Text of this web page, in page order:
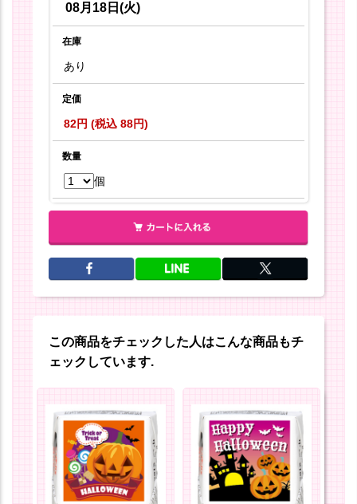
08月18日(火)
在庫
あり
定価
82円 (税込 88円)
数量
個
この商品をチェックした人はこんな商品もチ
ェックしています.